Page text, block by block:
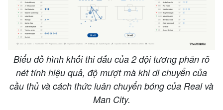
Biểu đồ hình khối thi đấu của 2 đội tương phản rõ
nét tính hiệu quả, độ mượt mà khi di chuyển của
cầu thủ và cách thức luân chuyển bóng của Real và
Man City.